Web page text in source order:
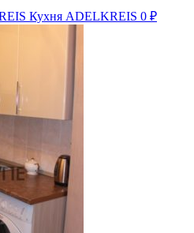
Кухня ADELKREIS 0 ₽